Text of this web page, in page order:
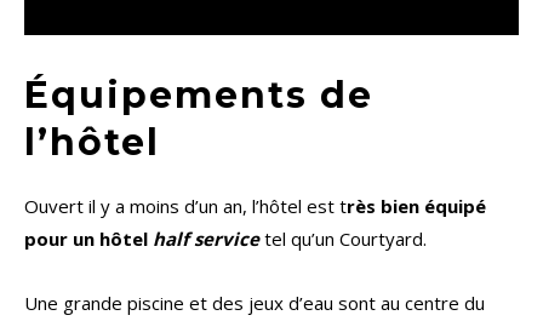
Équipements de
l’hôtel
Ouvert il y a moins d’un an, l’hôtel est très bien équipé
pour un hôtel half servicetel qu’un Courtyard.
Une grande piscine et des jeux d’eau sont au centre du